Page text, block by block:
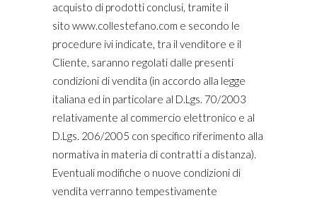
acquisto di prodotti conclusi, tramite il
sito www.collestefano.com e secondo le
procedure ivi indicate, tra il venditore e il
Cliente, saranno regolati dalle presenti
condizioni di vendita (in accordo alla legge
italiana ed in particolare al D.Lgs. 70/2003
relativamente al commercio elettronico e al
D.Lgs. 206/2005 con specifico riferimento alla
normativa in materia di contratti a distanza).
Eventuali modifiche o nuove condizioni di
vendita verranno tempestivamente